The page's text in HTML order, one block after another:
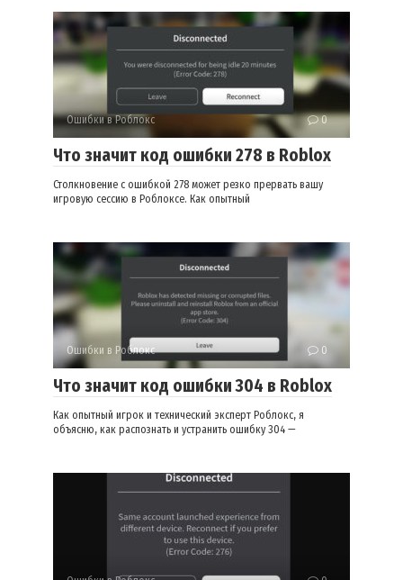
Ошибки в Роблокс 0
Что значит код ошибки 278 в Roblox
Столкновение с ошибкой 278 может резко прервать вашу
игровую сессию в Роблоксе. Как опытный
Ошибки в Роблокс 0
Что значит код ошибки 304 в Roblox
Как опытный игрок и технический эксперт Роблокс, я
объясню, как распознать и устранить ошибку 304 —